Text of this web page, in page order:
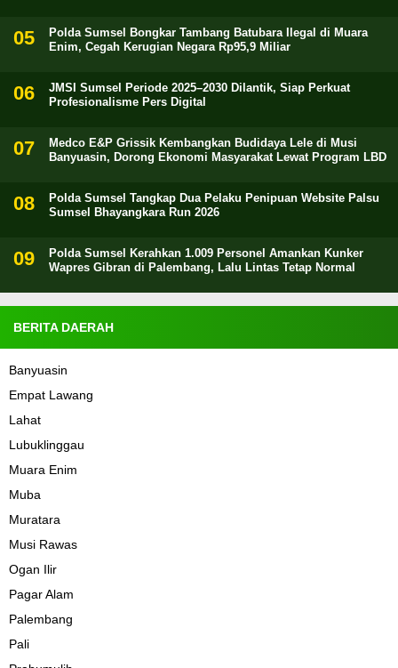
Polda Sumsel Bongkar Tambang Batubara Ilegal di Muara
Enim, Cegah Kerugian Negara Rp95,9 Miliar
JMSI Sumsel Periode 2025–2030 Dilantik, Siap Perkuat
Profesionalisme Pers Digital
Medco E&P Grissik Kembangkan Budidaya Lele di Musi
Banyuasin, Dorong Ekonomi Masyarakat Lewat Program LBD
Polda Sumsel Tangkap Dua Pelaku Penipuan Website Palsu
Sumsel Bhayangkara Run 2026
Polda Sumsel Kerahkan 1.009 Personel Amankan Kunker
Wapres Gibran di Palembang, Lalu Lintas Tetap Normal
BERITA DAERAH
Banyuasin
Empat Lawang
Lahat
Lubuklinggau
Muara Enim
Muba
Muratara
Musi Rawas
Ogan Ilir
Pagar Alam
Palembang
Pali